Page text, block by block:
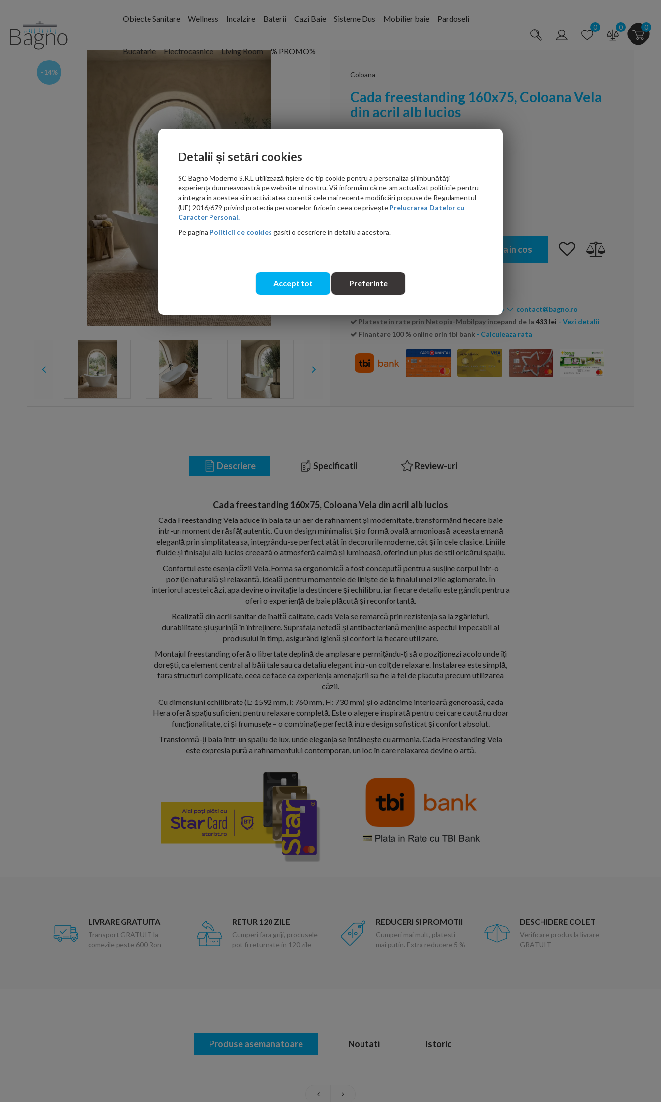
Obiecte Sanitare Wellness Incalzire Baterii Cazi Baie Sisteme Dus Mobilier baie Pardoseli
Bucatarie Electrocasnice Living Room % PROMO%
0 0 0
-14% Coloana
Cada freestanding 160x75, Coloana Vela
din acril alb lucios
Ati gasit in alta parte mai ieftin?
Adauga in cos
Livrare:3-5 zile
Garantie:2 ani
0720456456
contact@bagno.ro
Plateste in rate prin Netopia-Mobilpay incepand de la 433 lei - Vezi detalii
Finantare 100 % online prin tbi bank - Calculeaza rata
Descriere Specificatii Review-uri
Cada freestanding 160x75, Coloana Vela din acril alb lucios
Cada Freestanding Vela aduce în baia ta un aer de rafinament și modernitate, transformând fiecare baie
într-un moment de răsfăț autentic. Cu un design minimalist și o formă ovală armonioasă, aceasta emană
eleganță prin simplitatea sa, integrându-se perfect atât în decorurile moderne, cât și în cele clasice. Liniile
fluide și finisajul alb lucios creează o atmosferă calmă și luminoasă, oferind un plus de stil oricărui spațiu.
Confortul este esența căzii Vela. Forma sa ergonomică a fost concepută pentru a susține corpul într-o
poziție naturală și relaxantă, ideală pentru momentele de liniște de la finalul unei zile aglomerate. În
interiorul acestei căzi, apa devine o invitație la destindere și echilibru, iar fiecare detaliu este gândit pentru a
oferi o experiență de baie plăcută și reconfortantă.
Realizată din acril sanitar de înaltă calitate, cada Vela se remarcă prin rezistența sa la zgârieturi,
durabilitate și ușurință în întreținere. Suprafața netedă și antibacteriană menține aspectul impecabil al
produsului în timp, asigurând igienă și confort la fiecare utilizare.
Montajul freestanding oferă o libertate deplină de amplasare, permițându-ți să o poziționezi acolo unde îți
dorești, ca element central al băii tale sau ca detaliu elegant într-un colț de relaxare. Instalarea este simplă,
fără structuri complicate, ceea ce face ca experiența amenajării să fie la fel de plăcută precum utilizarea
căzii.
Cu dimensiuni echilibrate (L: 1592 mm, l: 760 mm, H: 730 mm) și o adâncime interioară generoasă, cada
Hera oferă spațiu suficient pentru relaxare completă. Este o alegere inspirată pentru cei care caută nu doar
funcționalitate, ci și frumusețe – o combinație perfectă între design sofisticat și confort absolut.
Transformă-ți baia într-un spațiu de lux, unde eleganța se întâlnește cu armonia. Cada Freestanding Vela
este expresia pură a rafinamentului contemporan, un loc în care relaxarea devine o artă.
LIVRARE GRATUITA
Transport GRATUIT la
comezile peste 600 Ron
RETUR 120 ZILE
Cumperi fara griji, produsele
pot fi returnate in 120 zile
REDUCERI SI PROMOTII
Cumperi mai mult, platesti
mai putin. Extra reducere 5 %
DESCHIDERE COLET
Verificare produs la livrare
GRATUIT
Produse asemanatoare Noutati Istoric
Detalii și setări cookies
SC Bagno Moderno S.R.L utilizează fișiere de tip cookie pentru a personaliza și îmbunătăți
experiența dumneavoastră pe website-ul nostru. Vă informăm că ne-am actualizat politicile pentru
a integra în acestea și în activitatea curentă cele mai recente modificări propuse de Regulamentul
(UE) 2016/679 privind protecția persoanelor fizice în ceea ce privește Prelucrarea Datelor cu
Caracter Personal.
Pe pagina Politicii de cookies gasiti o descriere in detaliu a acestora.
Accept tot Preferinte